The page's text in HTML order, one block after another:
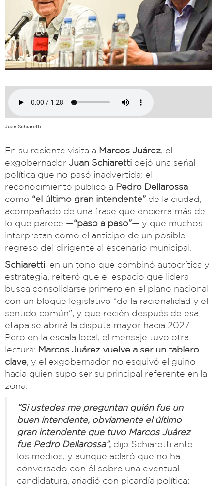
Juan Schiaretti
En su reciente visita a Marcos Juárez, el
exgobernador Juan Schiaretti dejó una señal
política que no pasó inadvertida: el
reconocimiento público a Pedro Dellarossa
como “el último gran intendente” de la ciudad,
acompañado de una frase que encierra más de
lo que parece —“paso a paso”— y que muchos
interpretan como el anticipo de un posible
regreso del dirigente al escenario municipal.
Schiaretti, en un tono que combinó autocrítica y
estrategia, reiteró que el espacio que lidera
busca consolidarse primero en el plano nacional
con un bloque legislativo “de la racionalidad y el
sentido común”, y que recién después de esa
etapa se abrirá la disputa mayor hacia 2027.
Pero en la escala local, el mensaje tuvo otra
lectura: Marcos Juárez vuelve a ser un tablero
clave, y el exgobernador no esquivó el guiño
hacia quien supo ser su principal referente en la
zona.
“Si ustedes me preguntan quién fue un
buen intendente, obviamente el último
gran intendente que tuvo Marcos Juárez
fue Pedro Dellarossa”, dijo Schiaretti ante
los medios, y aunque aclaró que no ha
conversado con él sobre una eventual
candidatura, añadió con picardía política: